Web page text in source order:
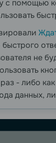
с помощью
быстрого
не
- либо
данных,